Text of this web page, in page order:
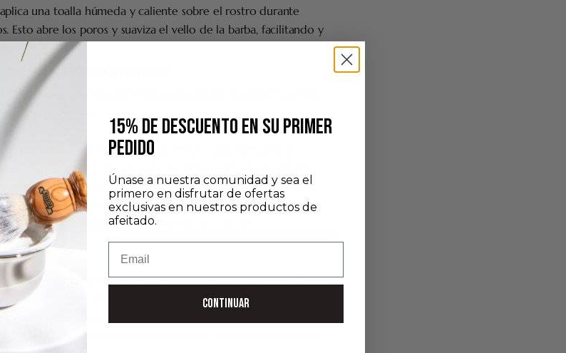
una toalla húmeda y caliente sobre el rostro durante
Esto abre los poros y suaviza el vello de la barba, facilitando y
para comenzar
de afeitado con Plisson es seleccionar los productos
para empezar:
para aplicar correctamente la crema o jabón de afeitar.
brochas con cerdas de alta calidad que crean una espuma
suavidad de la piel. Para comenzar, elige una brocha Plisson.
para un mantenimiento sencillo, mientras que lascerdas
aún más agradable y un excelente confort.
que proporcionan una espuma cremosa, hidratante y suave.
tu tipo de piel. Si tienes piel sensible, los jabones de afeitar
son perfectos para suavizar la piel y prevenir irritaciones.
la brocha después de humedecerla, para un afeitado más
15% DE DESCUENTO EN SU PRIMER
PEDIDO
Únase a nuestra comunidad y sea el
primero en disfrutar de ofertas
exclusivas en nuestros productos de
afeitado.
CONTINUAR